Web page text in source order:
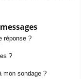
réponse ?
?
mon sondage ?